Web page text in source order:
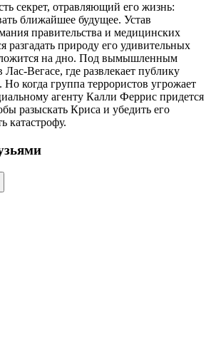
секрет, отравляющий его жизнь:
ближайшее будущее. Устав
правительства и медицинских
природу его удивительных
на дно. Под вымышленным
Вегасе, где развлекает публику
когда группа террористов угрожает
агенту Калли Феррис придется
разыскать Криса и убедить его
катастрофу.